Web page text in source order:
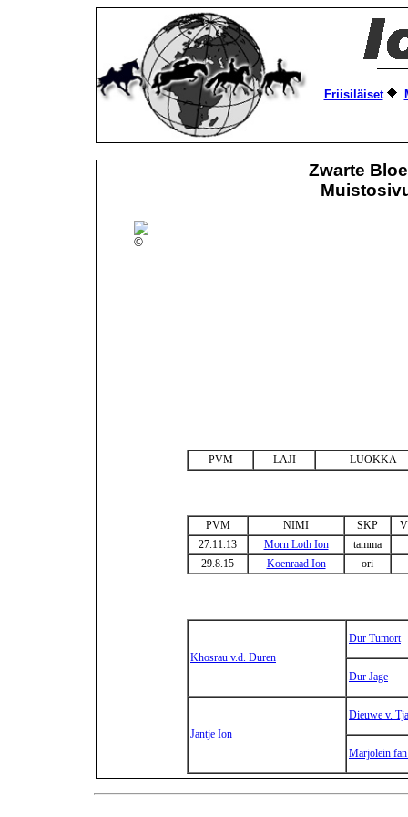
Friisiläiset
Zwarte
©
PVM LAJI LUOKKA
PVM NIMI SKP
27.11.13
Morn Loth Ion
tamma
29.8.15
Koenraad Ion ori
Khosrau v.d. Duren
Dur Tumort
Dur Jage
Jantje Ion
Dieuwe v.
Marjolein